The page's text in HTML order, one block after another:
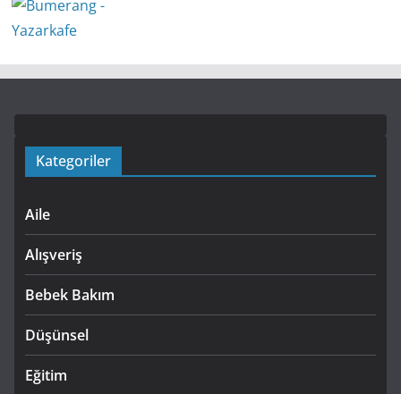
Kategoriler
Aile
Alışveriş
Bebek Bakım
Düşünsel
Eğitim